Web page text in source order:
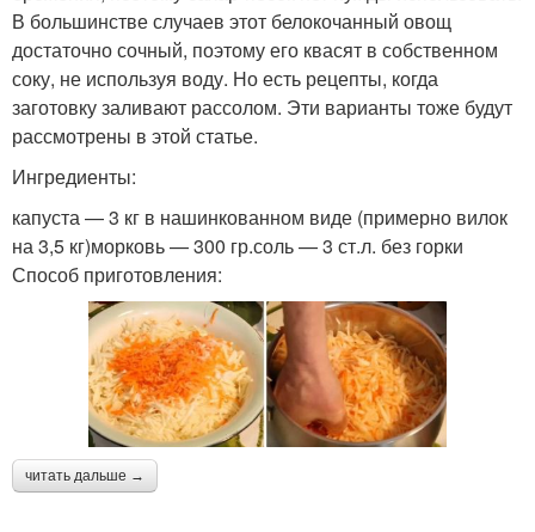
В большинстве случаев этот белокочанный овощ
достаточно сочный, поэтому его квасят в собственном
соку, не используя воду. Но есть рецепты, когда
заготовку заливают рассолом. Эти варианты тоже будут
рассмотрены в этой статье.
Ингредиенты:
капуста — 3 кг в нашинкованном виде (примерно вилок
на 3,5 кг)морковь — 300 гр.соль — 3 ст.л. без горки
Способ приготовления:
читать дальше →